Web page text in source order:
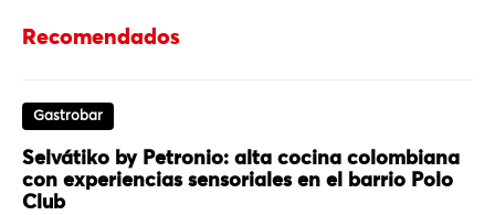
Recomendados
Gastrobar
Selvátiko by Petronio: alta cocina colombiana
con experiencias sensoriales en el barrio Polo
Club